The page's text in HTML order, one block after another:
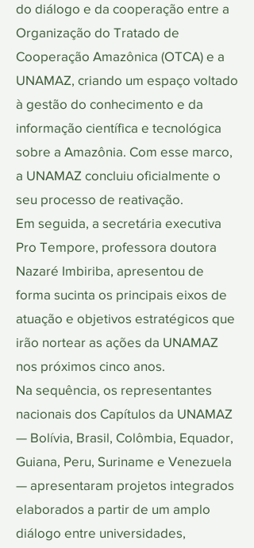
do diálogo e da cooperação entre a
Organização do Tratado de
Cooperação Amazônica (OTCA) e a
UNAMAZ, criando um espaço voltado
à gestão do conhecimento e da
informação científica e tecnológica
sobre a Amazônia. Com esse marco,
a UNAMAZ concluiu oficialmente o
seu processo de reativação.
Em seguida, a secretária executiva
Pro Tempore, professora doutora
Nazaré Imbiriba, apresentou de
forma sucinta os principais eixos de
atuação e objetivos estratégicos que
irão nortear as ações da UNAMAZ
nos próximos cinco anos.
Na sequência, os representantes
nacionais dos Capítulos da UNAMAZ
— Bolívia, Brasil, Colômbia, Equador,
Guiana, Peru, Suriname e Venezuela
— apresentaram projetos integrados
elaborados a partir de um amplo
diálogo entre universidades,